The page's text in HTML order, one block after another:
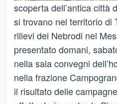
scoperta dell’antica città
si trovano nel territorio di
rilievi dei Nebrodi nel
presentato domani,
nella sala convegni
nella frazione
il risultato delle